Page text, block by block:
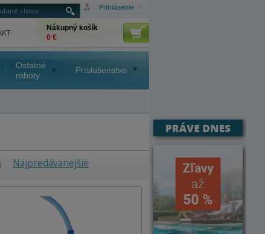
Prihlásenie
Nákupný košík
0 €
Ostatné
roboty
Príslušenstvo
Najpredávanejšie